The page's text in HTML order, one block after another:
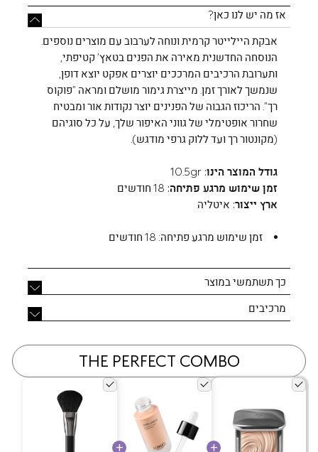
אז מה יש לנו כאן?
כך תשתמשי במוצר
מרכיבים
אבקת היילייטר קרמית ונוחה לערבוב עם מוצרים נוספים.
הנוסחה החדשנית מאירה את הפנים בטאץ’ קטיפתי,
ותערובת הרכיבים המרככים יוצרים אפקט יוצא דופן,
שנמשך לאורך זמן. מייצרת גימור מושלם ומראה ”פוקוס
רך”. הריכוז הגבוה של הפנינים יוצר נקודות אור ומבטיח
שחרור אופטימלי של גווני האיפור שלך, על כל סוגיהם
(מקונטור רך ועד ללוק גרפי מודגש).
גודל המוצר הינו:10.5gr
זמן שימוש מרגע פתיחה: 18 חודשים
ארץ ייצור: איטליה
זמן שימוש מרגע פתיחה: 18 חודשים
THE PERFECT COMBO